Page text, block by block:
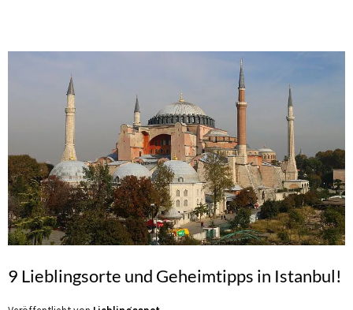
9 Lieblingsorte und Geheimtipps in Istanbul!